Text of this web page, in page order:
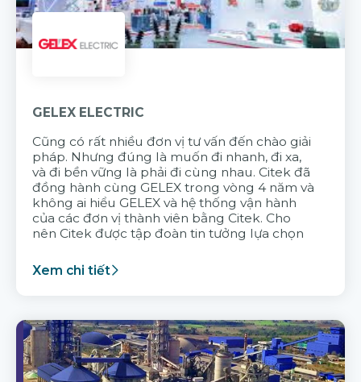
GELEX ELECTRIC
Cũng có rất nhiều đơn vị tư vấn đến chào giải
pháp. Nhưng đúng là muốn đi nhanh, đi xa,
và đi bền vững là phải đi cùng nhau. Citek đã
đồng hành cùng GELEX trong vòng 4 năm và
không ai hiểu GELEX và hệ thống vận hành
của các đơn vị thành viên bằng Citek. Cho
nên Citek được tập đoàn tin tưởng lựa chọn
Xem chi tiết